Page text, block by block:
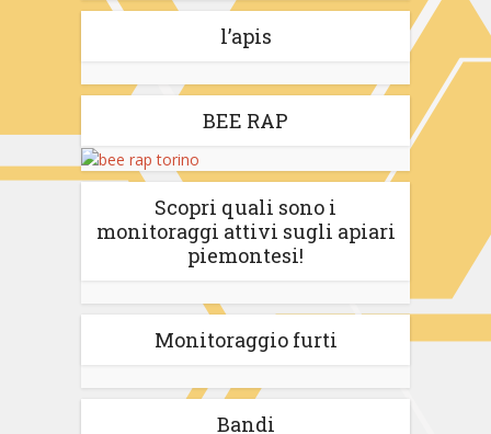
l’apis
BEE RAP
Scopri quali sono i
monitoraggi attivi sugli apiari
piemontesi!
Monitoraggio furti
Bandi